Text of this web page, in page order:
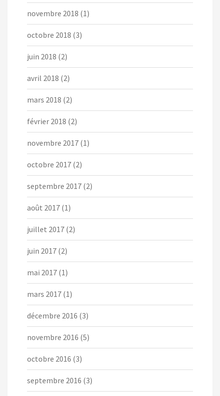
novembre 2018 (1)
octobre 2018 (3)
juin 2018 (2)
avril 2018 (2)
mars 2018 (2)
février 2018 (2)
novembre 2017 (1)
octobre 2017 (2)
septembre 2017 (2)
août 2017 (1)
juillet 2017 (2)
juin 2017 (2)
mai 2017 (1)
mars 2017 (1)
décembre 2016 (3)
novembre 2016 (5)
octobre 2016 (3)
septembre 2016 (3)